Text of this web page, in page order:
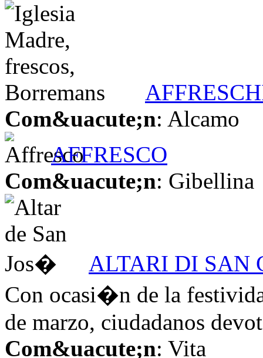
Com&uacute;n: Alcamo
AFFRESCO
Com&uacute;n: Gibellina
ALTARI DI SAN
Con ocasi�n de la
de marzo, ciudadanos
Com&uacute;n: Vita